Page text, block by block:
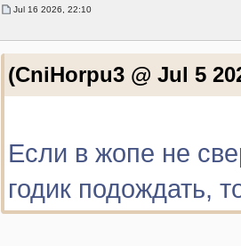
Jul 16 2026, 22:10
(CniHorpu3 @ Jul 5
Если в жопе не
годик подождать,